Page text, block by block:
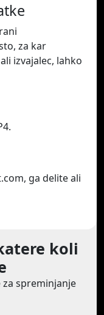
za kar
izvajalec, lahko
ga delite ali
koli
spreminjanje